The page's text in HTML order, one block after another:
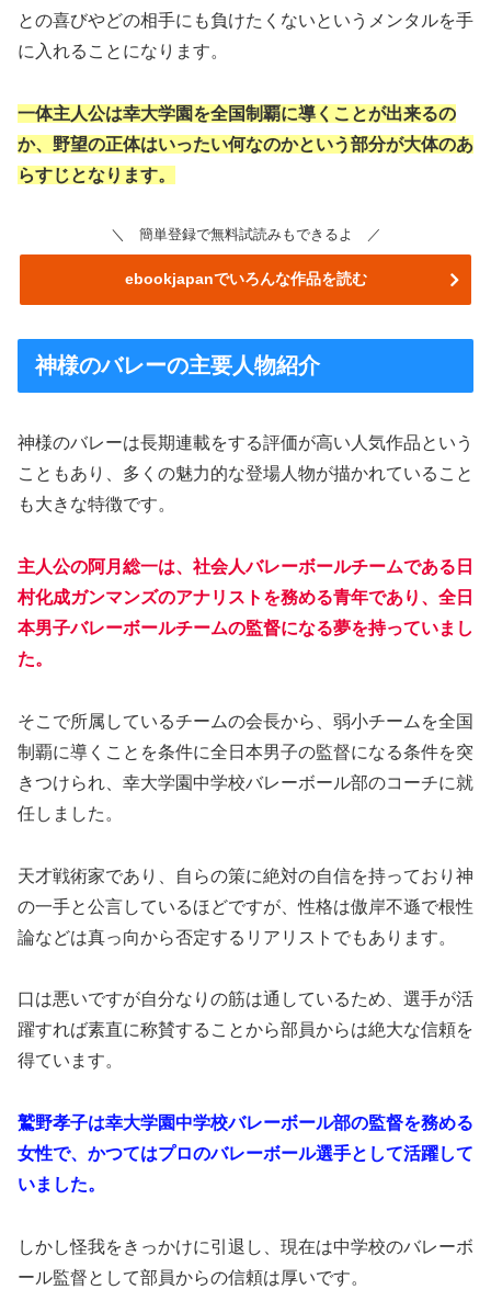
との喜びやどの相手にも負けたくないというメンタルを手
に入れることになります。
一体主人公は幸大学園を全国制覇に導くことが出来るの
か、野望の正体はいったい何なのかという部分が大体のあ
らすじとなります。
＼ 簡単登録で無料試読みもできるよ ／
ebookjapanでいろんな作品を読む
神様のバレーの主要人物紹介
神様のバレーは長期連載をする評価が高い人気作品という
こともあり、多くの魅力的な登場人物が描かれていること
も大きな特徴です。
主人公の阿月総一は、社会人バレーボールチームである日
村化成ガンマンズのアナリストを務める青年であり、全日
本男子バレーボールチームの監督になる夢を持っていまし
た。
そこで所属しているチームの会長から、弱小チームを全国
制覇に導くことを条件に全日本男子の監督になる条件を突
きつけられ、幸大学園中学校バレーボール部のコーチに就
任しました。
天才戦術家であり、自らの策に絶対の自信を持っており神
の一手と公言しているほどですが、性格は傲岸不遜で根性
論などは真っ向から否定するリアリストでもあります。
口は悪いですが自分なりの筋は通しているため、選手が活
躍すれば素直に称賛することから部員からは絶大な信頼を
得ています。
鷲野孝子は幸大学園中学校バレーボール部の監督を務める
女性で、かつてはプロのバレーボール選手として活躍して
いました。
しかし怪我をきっかけに引退し、現在は中学校のバレーボ
ール監督として部員からの信頼は厚いです。